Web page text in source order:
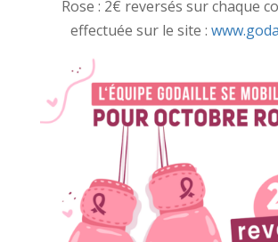
Rose : 2€ reversés sur chaque
effectuée sur le site :